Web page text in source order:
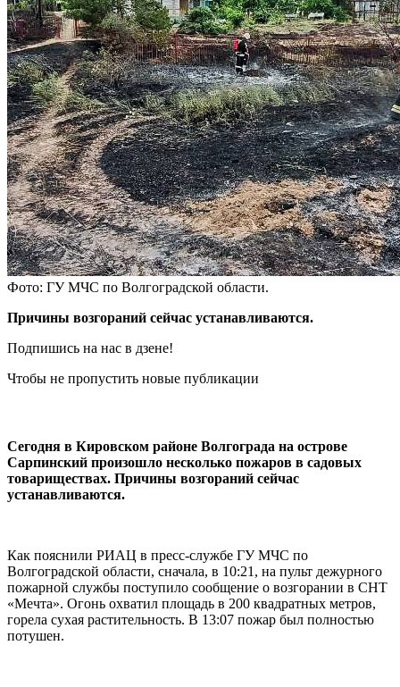
Фото: ГУ МЧС по Волгоградской области.
Причины возгораний сейчас устанавливаются.
Подпишись на нас в дзене!
Чтобы не пропустить новые публикации
Сегодня в Кировском районе Волгограда на острове
Сарпинский произошло несколько пожаров в садовых
товариществах. Причины возгораний сейчас
устанавливаются.
Как пояснили РИАЦ в пресс-службе ГУ МЧС по
Волгоградской области, сначала, в 10:21, на пульт дежурного
пожарной службы поступило сообщение о возгорании в СНТ
«Мечта». Огонь охватил площадь в 200 квадратных метров,
горела сухая растительность. В 13:07 пожар был полностью
потушен.